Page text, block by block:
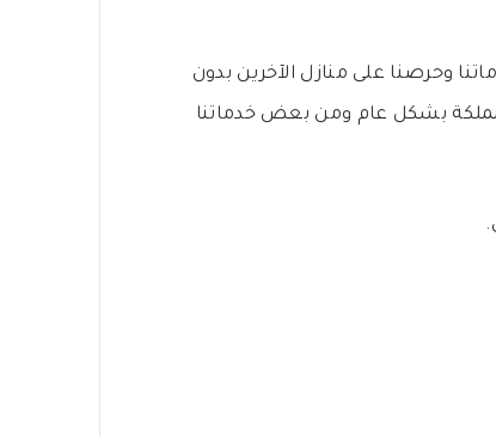
وحرصنا على منازل الآخرين بدون
بشكل عام ومن بعض خدماتنا